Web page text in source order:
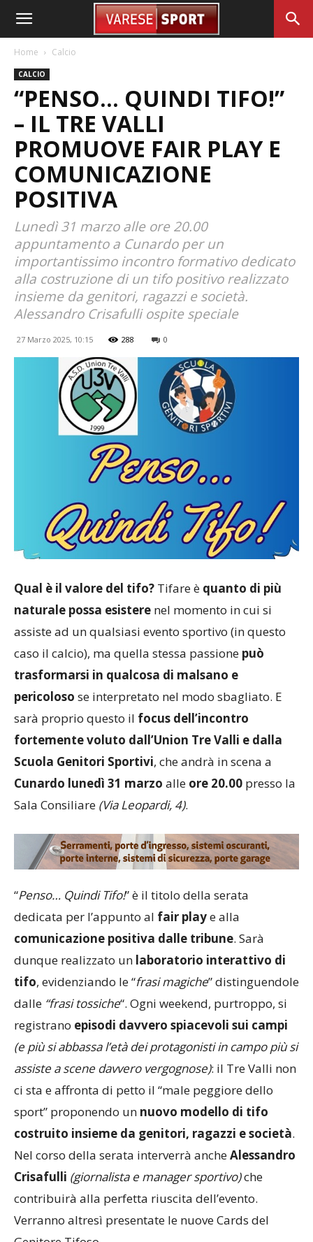
Home Calcio
CALCIO
“PENSO… QUINDI TIFO!”
– IL TRE VALLI
PROMUOVE FAIR PLAY E
COMUNICAZIONE
POSITIVA
Lunedì 31 marzo alle ore 20.00
appuntamento a Cunardo per un
importantissimo incontro formativo dedicato
alla costruzione di un tifo positivo realizzato
insieme da genitori, ragazzi e società.
Alessandro Crisafulli ospite speciale
27 Marzo 2025, 10:15 288 0
Qual è il valore del tifo? Tifare è quanto di più
naturale possa esistere nel momento in cui si
assiste ad un qualsiasi evento sportivo (in questo
caso il calcio), ma quella stessa passione può
trasformarsi in qualcosa di malsano e
pericoloso se interpretato nel modo sbagliato. E
sarà proprio questo il focus dell’incontro
fortemente voluto dall’Union Tre Valli e dalla
Scuola Genitori Sportivi, che andrà in scena a
Cunardo lunedì 31 marzo alle ore 20.00 presso la
Sala Consiliare (Via Leopardi, 4).
” è il titolo della serata
dedicata per l’appunto al
fair play
comunicazione positiva dalle tribune
. Sarà
dunque realizzato un
frasi magiche
” distinguendole
“frasi tossiche “. Ogni weekend, purtroppo, si
registrano
episodi davvero spiacevoli sui campi
(e più si abbassa l’età dei protagonisti in campo più si
assiste a scene davvero vergognose)
ci sta e affronta di petto il “male peggiore dello
sport” proponendo un
nuovo modello di tifo
costruito insieme da genitori, ragazzi e società
Nel corso della serata interverrà anche
(giornalista e manager sportivo)
contribuirà alla perfetta riuscita dell’evento.
Verranno altresì presentate le nuove Cards del